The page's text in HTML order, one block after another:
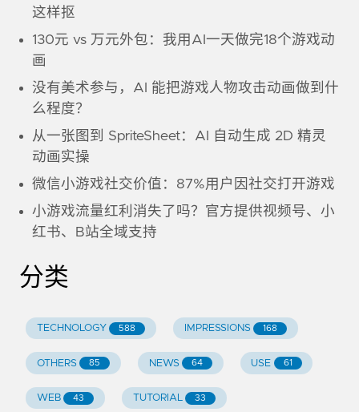
这样抠
130元 vs 万元外包：我用AI一天做完18个游戏动
画
没有美术参与，AI 能把游戏人物攻击动画做到什
么程度？
从一张图到 SpriteSheet：AI 自动生成 2D 精灵
动画实操
微信小游戏社交价值：87%用户因社交打开游戏
小游戏流量红利消失了吗？官方提供视频号、小
红书、B站全域支持
分类
TECHNOLOGY 588 IMPRESSIONS 168
OTHERS 85 NEWS 64 USE 61
WEB 43 TUTORIAL 33